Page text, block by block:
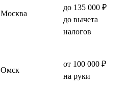
Москва
до 135 000 ₽
до вычета
налогов
Омск
от 100 000 ₽
на руки